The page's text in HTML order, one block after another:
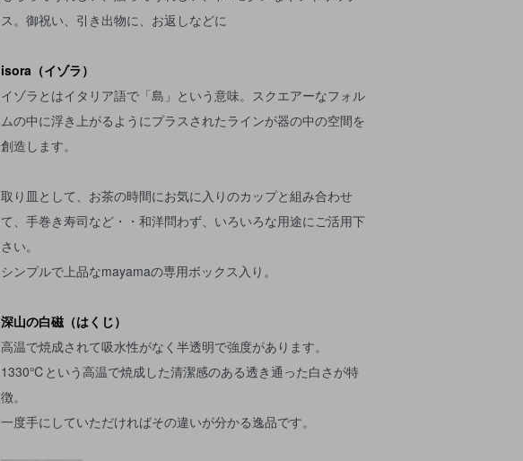
ス。御祝い、引き出物に、お返しなどに
isora（イゾラ）
イゾラとはイタリア語で「島」という意味。スクエアーなフォル
ムの中に浮き上がるようにプラスされたラインが器の中の空間を
創造します。
取り皿として、お茶の時間にお気に入りのカップと組み合わせ
て、手巻き寿司など・・和洋問わず、いろいろな用途にご活用下
さい。
シンプルで上品なmayamaの専用ボックス入り。
深山の白磁（はくじ）
高温で焼成されて吸水性がなく半透明で強度があります。
1330℃という高温で焼成した清潔感のある透き通った白さが特
徴。
一度手にしていただければその違いが分かる逸品です。